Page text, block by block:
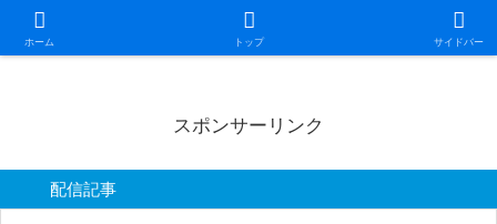
ホーム トップ サイドバー
日本第一！ニュース録
スポンサーリンク
配信記事